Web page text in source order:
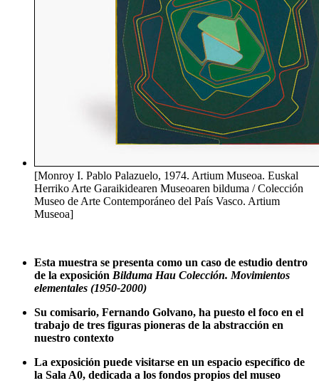
[Monroy I. Pablo Palazuelo, 1974. Artium Museoa. Euskal
Herriko Arte Garaikidearen Museoaren bilduma / Colección
Museo de Arte Contemporáneo del País Vasco. Artium
Museoa]
Esta muestra se presenta como un caso de estudio dentro
de la exposición Bilduma Hau Colección. Movimientos
elementales (1950-2000)
Su comisario, Fernando Golvano, ha puesto el foco en el
trabajo de tres figuras pioneras de la abstracción en
nuestro contexto
La exposición puede visitarse en un espacio específico de
la Sala A0, dedicada a los fondos propios del museo